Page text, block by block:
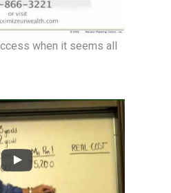
when it seems all